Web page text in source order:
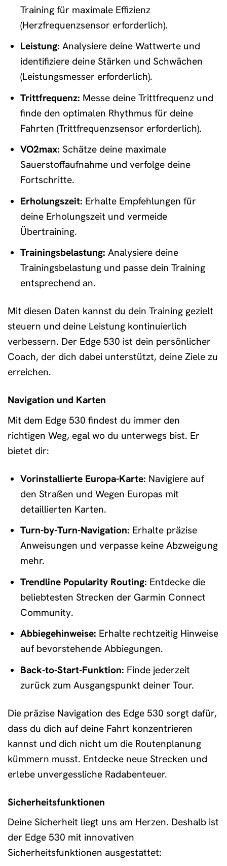
Training für maximale Effizienz
(Herzfrequenzsensor erforderlich).
Leistung: Analysiere deine Wattwerte und
identifiziere deine Stärken und Schwächen
(Leistungsmesser erforderlich).
Trittfrequenz: Messe deine Trittfrequenz und
finde den optimalen Rhythmus für deine
Fahrten (Trittfrequenzsensor erforderlich).
VO2max: Schätze deine maximale
Sauerstoffaufnahme und verfolge deine
Fortschritte.
Erholungszeit: Erhalte Empfehlungen für
deine Erholungszeit und vermeide
Übertraining.
Trainingsbelastung: Analysiere deine
Trainingsbelastung und passe dein Training
entsprechend an.
Mit diesen Daten kannst du dein Training gezielt
steuern und deine Leistung kontinuierlich
verbessern. Der Edge 530 ist dein persönlicher
Coach, der dich dabei unterstützt, deine Ziele zu
erreichen.
Navigation und Karten
Mit dem Edge 530 findest du immer den
richtigen Weg, egal wo du unterwegs bist. Er
bietet dir:
Vorinstallierte Europa-Karte: Navigiere auf
den Straßen und Wegen Europas mit
detaillierten Karten.
Turn-by-Turn-Navigation: Erhalte präzise
Anweisungen und verpasse keine Abzweigung
mehr.
Trendline Popularity Routing: Entdecke die
beliebtesten Strecken der Garmin Connect
Community.
Abbiegehinweise: Erhalte rechtzeitig Hinweise
auf bevorstehende Abbiegungen.
Back-to-Start-Funktion: Finde jederzeit
zurück zum Ausgangspunkt deiner Tour.
Die präzise Navigation des Edge 530 sorgt dafür,
dass du dich auf deine Fahrt konzentrieren
kannst und dich nicht um die Routenplanung
kümmern musst. Entdecke neue Strecken und
erlebe unvergessliche Radabenteuer.
Sicherheitsfunktionen
Deine Sicherheit liegt uns am Herzen. Deshalb ist
der Edge 530 mit innovativen
Sicherheitsfunktionen ausgestattet: